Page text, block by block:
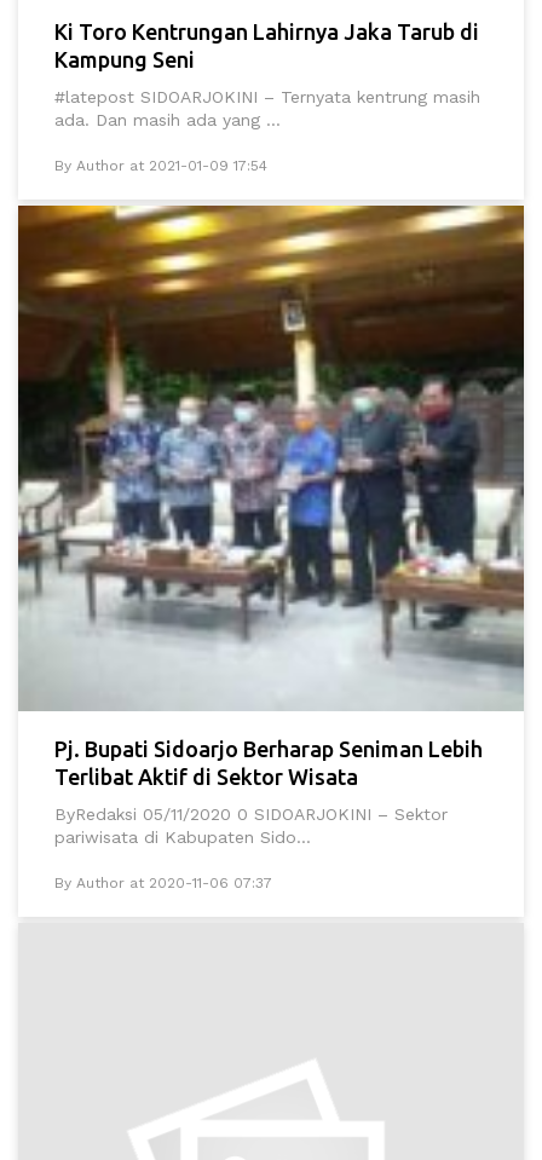
Ki Toro Kentrungan Lahirnya Jaka Tarub di
Kampung Seni
#latepost SIDOARJOKINI – Ternyata kentrung masih
ada. Dan masih ada yang ...
By Author at 2021-01-09 17:54
Pj. Bupati Sidoarjo Berharap Seniman Lebih
Terlibat Aktif di Sektor Wisata
ByRedaksi 05/11/2020 0 SIDOARJOKINI – Sektor
pariwisata di Kabupaten Sido...
By Author at 2020-11-06 07:37